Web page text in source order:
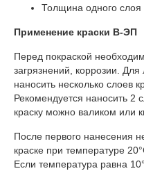
Толщина одного
Применение краски В-ЭП
Перед покраской
загрязнений, коррозии.
наносить несколько слоев
Рекомендуется наносить 2
краску можно валиком или
После первого нанесения
краске при температуре
Если температура равна